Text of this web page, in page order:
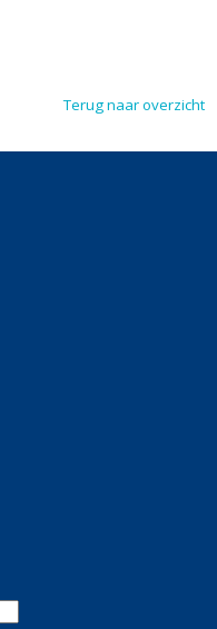
Terug naar overzicht